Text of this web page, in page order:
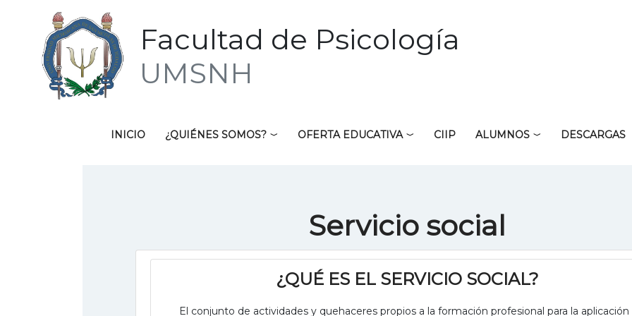
Facultad de Psicología
UMSNH
INICIO ¿QUIÉNES SOMOS? OFERTA EDUCATIVA CIIP ALUMNOS DESCARGAS
Servicio social
¿QUÉ ES EL SERVICIO SOCIAL?
El conjunto de actividades y quehaceres propios a la formación profesional para la aplicación